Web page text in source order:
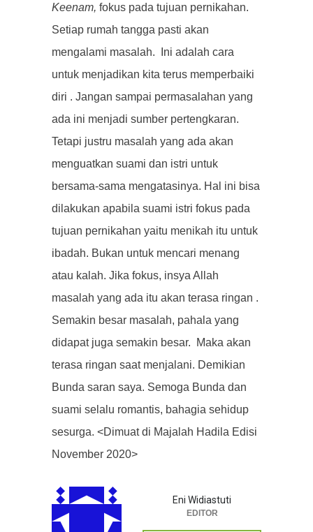
Keenam, fokus pada tujuan pernikahan.
Setiap rumah tangga pasti akan
mengalami masalah. Ini adalah cara
untuk menjadikan kita terus memperbaiki
diri . Jangan sampai permasalahan yang
ada ini menjadi sumber pertengkaran.
Tetapi justru masalah yang ada akan
menguatkan suami dan istri untuk
bersama-sama mengatasinya. Hal ini bisa
dilakukan apabila suami istri fokus pada
tujuan pernikahan yaitu menikah itu untuk
ibadah. Bukan untuk mencari menang
atau kalah. Jika fokus, insya Allah
masalah yang ada itu akan terasa ringan .
Semakin besar masalah, pahala yang
didapat juga semakin besar. Maka akan
terasa ringan saat menjalani. Demikian
Bunda saran saya. Semoga Bunda dan
suami selalu romantis, bahagia sehidup
sesurga. <Dimuat di Majalah Hadila Edisi
November 2020>
Eni Widiastuti
EDITOR